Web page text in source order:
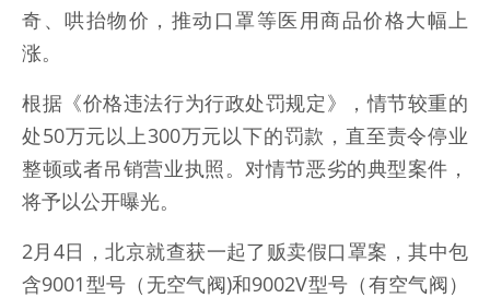
奇、哄抬物价，推动口罩等医用商品价格大幅上
涨。
根据《价格违法行为行政处罚规定》，情节较重的
处50万元以上300万元以下的罚款，直至责令停业
整顿或者吊销营业执照。对情节恶劣的典型案件，
将予以公开曝光。
2月4日，北京就查获一起了贩卖假口罩案，其中包
含9001型号（无空气阀)和9002V型号（有空气阀）